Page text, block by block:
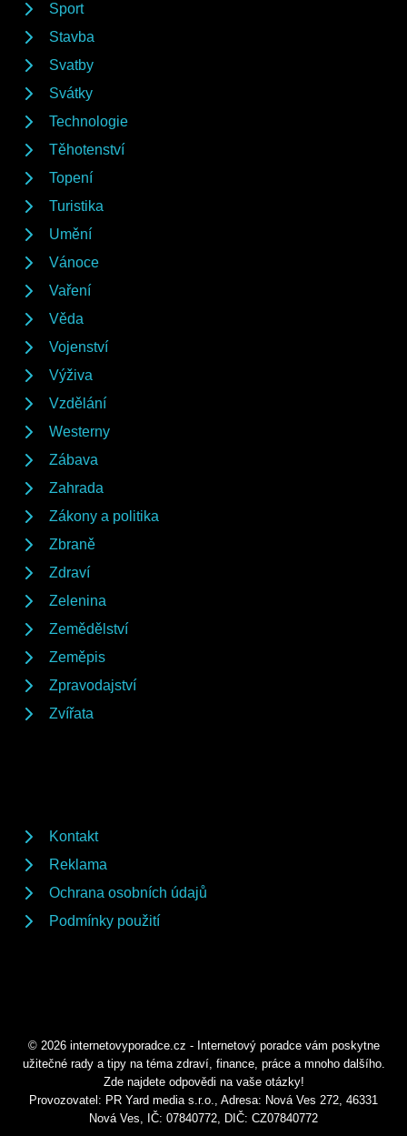
Sport
Stavba
Svatby
Svátky
Technologie
Těhotenství
Topení
Turistika
Umění
Vánoce
Vaření
Věda
Vojenství
Výživa
Vzdělání
Westerny
Zábava
Zahrada
Zákony a politika
Zbraně
Zdraví
Zelenina
Zemědělství
Zeměpis
Zpravodajství
Zvířata
Kontakt
Reklama
Ochrana osobních údajů
Podmínky použití
© 2026 internetovyporadce.cz - Internetový poradce vám poskytne
užitečné rady a tipy na téma zdraví, finance, práce a mnoho dalšího.
Zde najdete odpovědi na vaše otázky!
Provozovatel: PR Yard media s.r.o., Adresa: Nová Ves 272, 46331
Nová Ves, IČ: 07840772, DIČ: CZ07840772